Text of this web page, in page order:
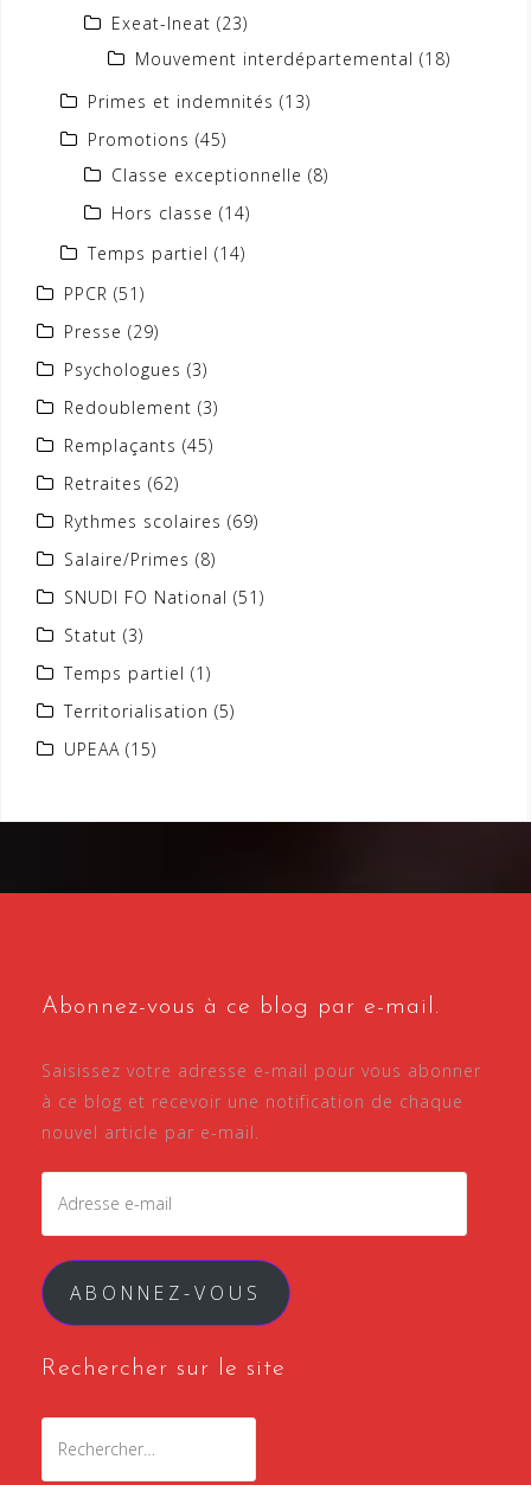
Exeat-Ineat (23)
Mouvement interdépartemental (18)
Primes et indemnités (13)
Promotions (45)
Classe exceptionnelle (8)
Hors classe (14)
Temps partiel (14)
PPCR (51)
Presse (29)
Psychologues (3)
Redoublement (3)
Remplaçants (45)
Retraites (62)
Rythmes scolaires (69)
Salaire/Primes (8)
SNUDI FO National (51)
Statut (3)
Temps partiel (1)
Territorialisation (5)
UPEAA (15)
Abonnez-vous à ce blog par e-mail.
Saisissez votre adresse e-mail pour vous abonner
à ce blog et recevoir une notification de chaque
nouvel article par e-mail.
ABONNEZ-VOUS
Rechercher sur le site